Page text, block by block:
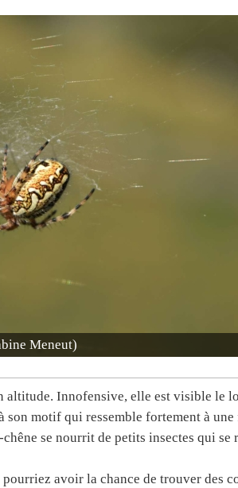
Meneut)
Innofensive, elle est visible le
son motif qui ressemble fortement à
se nourrit de petits insectes qui se
avoir la chance de trouver des